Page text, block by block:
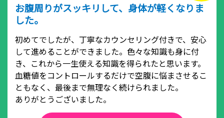
お腹周りがスッキリして、身体が軽くなりま
した。
初めてでしたが、丁寧なカウンセリング付きで、安心
して進めることができました。色々な知識も身に付
き、これから一生使える知識を得られたと思います。
血糖値をコントロールするだけで空腹に悩まさせるこ
ともなく、最後まで無理なく続けられました。
ありがとうございました。